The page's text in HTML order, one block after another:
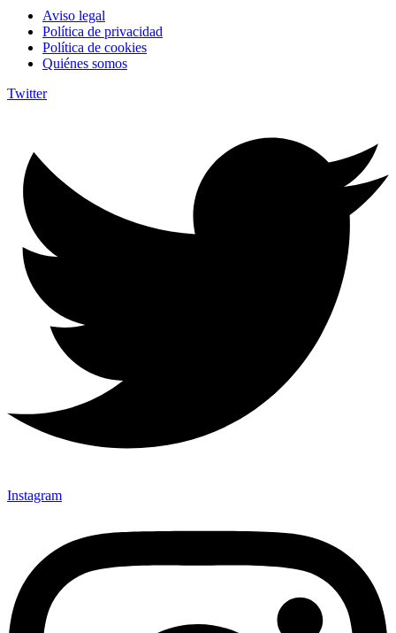
Aviso legal
Política de privacidad
Política de cookies
Quiénes somos
Twitter
Instagram